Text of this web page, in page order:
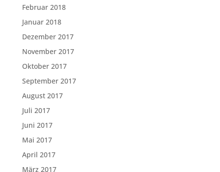
Februar 2018
Januar 2018
Dezember 2017
November 2017
Oktober 2017
September 2017
August 2017
Juli 2017
Juni 2017
Mai 2017
April 2017
März 2017